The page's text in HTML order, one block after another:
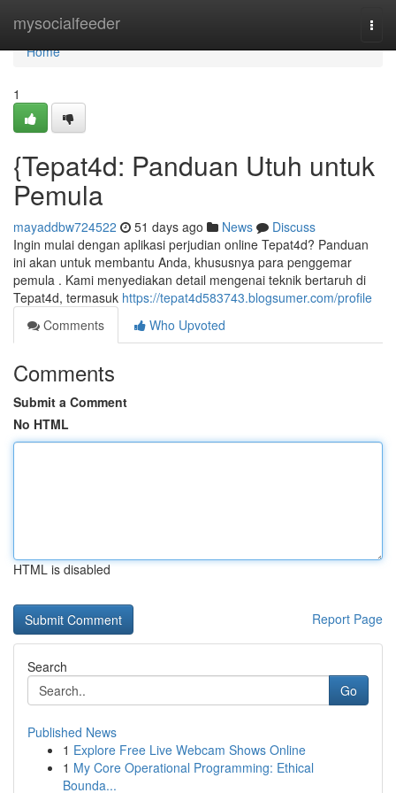
mysocialfeeder
Home
Home
1
{Tepat4d: Panduan Utuh untuk
Pemula
mayaddbw724522 51 days ago News
Discuss
Ingin mulai dengan aplikasi perjudian online Tepat4d? Panduan
ini akan untuk membantu Anda, khususnya para penggemar
pemula . Kami menyediakan detail mengenai teknik bertaruh di
Tepat4d, termasuk https://tepat4d583743.blogsumer.com/profile
Comments
Who Upvoted
Comments
Submit a Comment
No HTML
HTML is disabled
Report Page
Search
Go
Published News
1 Explore Free Live Webcam Shows Online
1 My Core Operational Programming: Ethical
Bounda...